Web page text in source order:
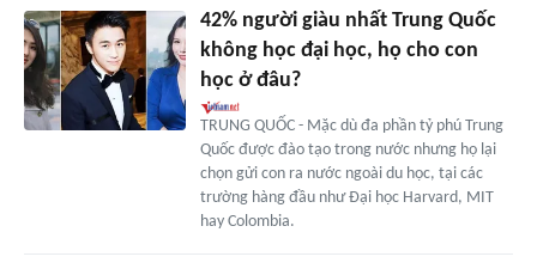
42% người giàu nhất Trung Quốc
không học đại học, họ cho con
học ở đâu?
TRUNG QUỐC - Mặc dù đa phần tỷ phú Trung
Quốc được đào tạo trong nước nhưng họ lại
chọn gửi con ra nước ngoài du học, tại các
trường hàng đầu như Đại học Harvard, MIT
hay Colombia.